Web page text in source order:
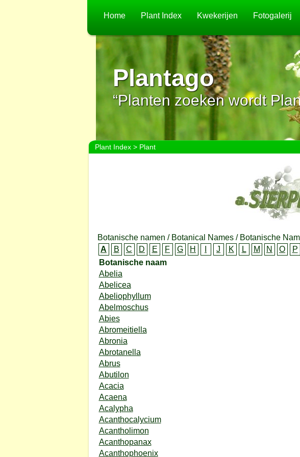
Home Plant Index Kwekerijen Fotogalerij
Plantago
“Planten zoeken wordt
Plant Index> Plant
Botanische namen / Botanical Names / Botanische
A
B C D E F G H J K L M N O P
Botanische naam
Abelia
Abelicea
Abeliophyllum
Abelmoschus
Abies
Abromeitiella
Abronia
Abrotanella
Abrus
Abutilon
Acacia
Acaena
Acalypha
Acanthocalycium
Acantholimon
Acanthopanax
Acanthophoenix